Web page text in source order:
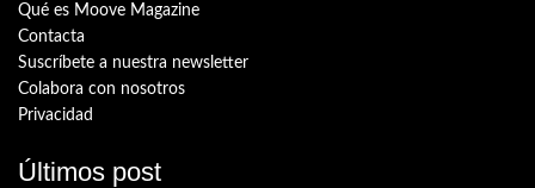
Qué es Moove Magazine
Contacta
Suscríbete a nuestra newsletter
Colabora con nosotros
Privacidad
Últimos post